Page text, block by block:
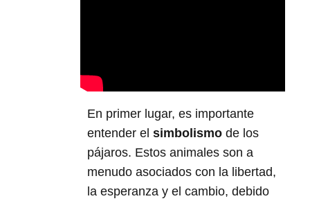
En primer lugar, es importante
entender el simbolismo de los
pájaros. Estos animales son a
menudo asociados con la libertad,
la esperanza y el cambio, debido